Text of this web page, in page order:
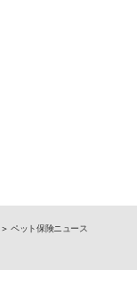
ペット保険ニュース